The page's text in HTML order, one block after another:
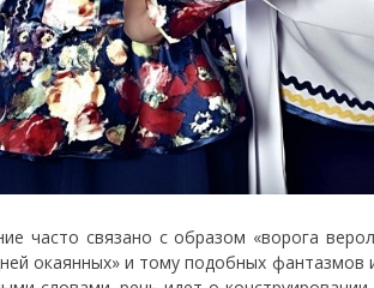
часто связано с образом «ворога
окаянных» и тому подобных